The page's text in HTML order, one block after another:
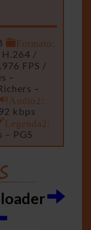
Formato:
H.264 /
FPS /
–
–
Audio2:
kbps
Legenda2:
– PGS